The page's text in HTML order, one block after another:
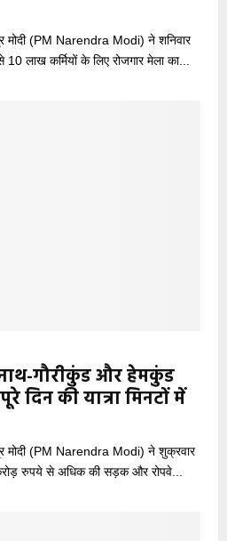
मोदी (PM Narendra Modi) ने शनिवार
लाख कर्मियों के लिए रोजगार मेला का...
गौरीकुंड और हेमकुंड
दिन की यात्रा मिनटों में
मोदी (PM Narendra Modi) ने शुक्रवार
रुपये से अधिक की सड़क और रोपवे...